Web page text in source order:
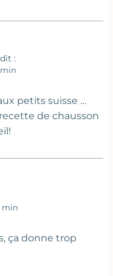
dit :
min
petits suisse …
de chausson
min
ça donne trop